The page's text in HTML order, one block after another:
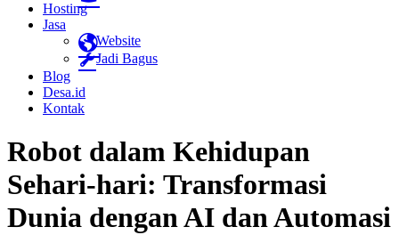
Hosting
Jasa
Website
Jadi Bagus
Blog
Desa.id
Kontak
Robot dalam Kehidupan
Sehari-hari: Transformasi
Dunia dengan AI dan Automasi